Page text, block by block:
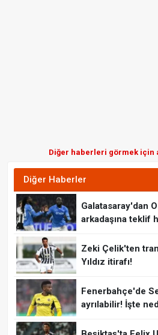
Diğer haberleri görmek için
Diğer Haberler
Galatasaray'dan
arkadaşına teklif
Zeki Çelik'ten
Yıldız itirafı!
Fenerbahçe'de
ayrılabilir! İşte